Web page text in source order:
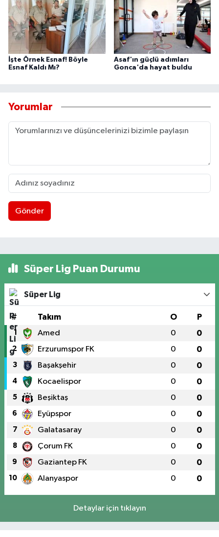
İşte Örnek Esnaf! Böyle
Esnaf Kaldı Mı?
Asaf'ın güçlü adımları
Gonca'da hayat buldu
Yorumlar
Gönder
Süper Lig Puan Durumu
Süper Lig
# Takım O P
1 Amed 0 0
2 Erzurumspor FK 0 0
3 Başakşehir 0 0
4 Kocaelispor 0 0
5 Beşiktaş 0 0
6 Eyüpspor 0 0
7 Galatasaray 0 0
8 Çorum FK 0 0
9 Gaziantep FK 0 0
10 Alanyaspor 0 0
Detaylar için tıklayın